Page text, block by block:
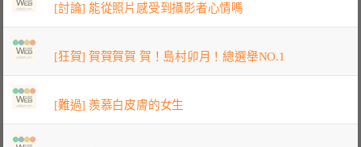
[討論] 能從照片感受到攝影者心情嗎
[狂賀] 賀賀賀賀 賀！島村卯月！總選舉NO.1
[難過] 羨慕白皮膚的女生